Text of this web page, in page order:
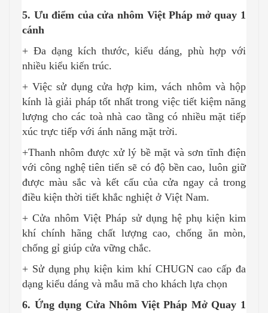
5. Ưu điểm của cửa nhôm Việt Pháp mở quay 1
cánh
+ Đa dạng kích thước, kiểu dáng, phù hợp với
nhiều kiểu kiến trúc.
+ Việc sử dụng cửa hợp kim, vách nhôm và hộp
kính là giải pháp tốt nhất trong việc tiết kiệm năng
lượng cho các toà nhà cao tầng có nhiều mặt tiếp
xúc trực tiếp với ánh năng mặt trời.
+Thanh nhôm được xử lý bề mặt và sơn tĩnh điện
với công nghệ tiên tiến sẽ có độ bền cao, luôn giữ
được màu sắc và kết cấu của cửa ngay cả trong
điều kiện thời tiết khắc nghiệt ở Việt Nam.
+ Cửa nhôm Việt Pháp sử dụng hệ phụ kiện kim
khí chính hãng chất lượng cao, chống ăn mòn,
chống gỉ giúp cửa vững chắc.
+ Sử dụng phụ kiện kim khí CHUGN cao cấp đa
dạng kiểu dáng và mẫu mã cho khách lựa chọn
6. Ứng dụng Cửa Nhôm Việt Pháp Mở Quay 1